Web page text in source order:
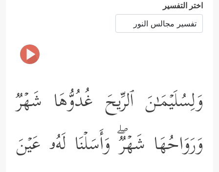
اختر التفسير
وَلِسُلَیۡمَـٰنَ ٱلرِّیحَ غُدُوُّهَا شَهۡرࣱ
وَرَوَاحُهَا شَهۡرࣱۖ وَأَسَلۡنَا لَهُۥ عَیۡنَ